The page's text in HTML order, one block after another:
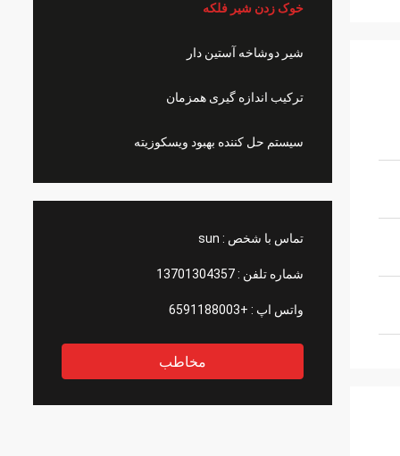
خوک زدن شیر فلکه
شیر دوشاخه آستین دار
ترکیب اندازه گیری همزمان
سیستم حل کننده بهبود ویسکوزیته
تماس با شخص : sun
شماره تلفن :13701304357
واتس اپ : +6591188003
مخاطب